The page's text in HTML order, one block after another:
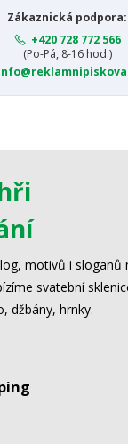
Zákaznická podpora:
+420 728 772 566
(Po-Pá, 8-16 hod.)
motivů i sloganů
svatební
džbány, hrnky.